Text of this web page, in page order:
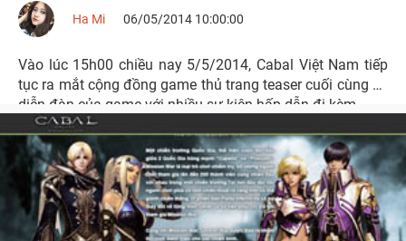
Ha Mi 06/05/2014 10:00:00
Vào lúc 15h00 chiều nay 5/5/2014, Cabal Việt Nam tiếp
tục ra mắt cộng đồng game thủ trang teaser cuối cùng và
diễn đàn của game với nhiều sự kiện hấp dẫn đi kèm.